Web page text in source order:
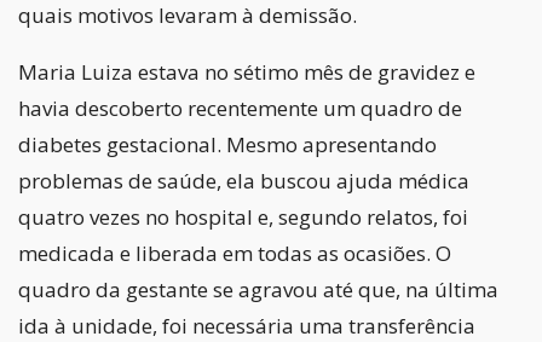
quais motivos levaram à demissão.
Maria Luiza estava no sétimo mês de gravidez e
havia descoberto recentemente um quadro de
diabetes gestacional. Mesmo apresentando
problemas de saúde, ela buscou ajuda médica
quatro vezes no hospital e, segundo relatos, foi
medicada e liberada em todas as ocasiões. O
quadro da gestante se agravou até que, na última
ida à unidade, foi necessária uma transferência